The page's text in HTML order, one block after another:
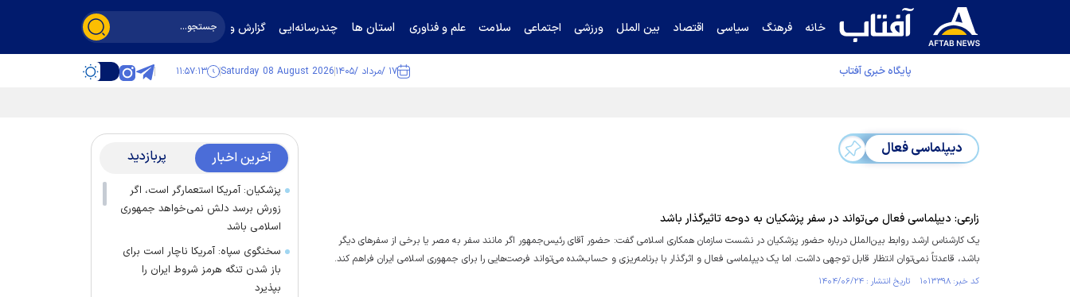
خانه فرهنگ سیاسی اقتصاد بین الملل ورزشی اجتماعی سلامت علم و فناوری استان ها چندرسانه‌ایی گزارش و گفت‌وگو
پایگاه خبری آفتاب ۱۷ /مرداد /۱۴۰۵ Saturday 08 August 2026 ۱۱:۵۷:۱۳
دیپلماسی فعال
زارعی: دیپلماسی فعال می‌تواند در سفر پزشکیان به دوحه تاثیرگذار باشد
یک کارشناس ارشد روابط بین‌الملل درباره حضور پزشکیان در نشست سازمان همکاری اسلامی گفت: حضور آقای رئیس‌جمهور اگر مانند سفر به مصر یا برخی از سفر‌های دیگر
باشد، قاعدتاً نمی‌توان انتظار قابل توجهی داشت. اما یک دیپلماسی فعال و اثرگذار با برنامه‌ریزی و حساب‌شده می‌تواند فرصت‌هایی را برای جمهوری اسلامی ایران فراهم کند.
کد خبر: ۱۰۱۳۳۹۸ تاریخ انتشار : ۱۴۰۴/۰۶/۲۴
آخرین اخبار پربازدید
پزشکیان: آمریکا استعمارگر است، اگر
زورش برسد دلش نمی‌خواهد جمهوری
اسلامی باشد
سخنگوی سپاه: آمریکا ناچار است برای
باز شدن تنگه هرمز شروط ایران را
بپذیرد